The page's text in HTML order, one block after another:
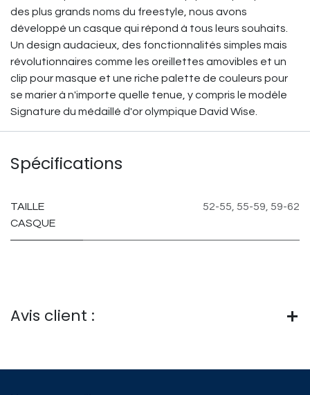
des plus grands noms du freestyle, nous avons
développé un casque qui répond à tous leurs souhaits.
Un design audacieux, des fonctionnalités simples mais
révolutionnaires comme les oreillettes amovibles et un
clip pour masque et une riche palette de couleurs pour
se marier à n'importe quelle tenue, y compris le modèle
Signature du médaillé d'or olympique David Wise.
Spécifications
TAILLE
CASQUE
52-55 55-59 59-62
Avis client :